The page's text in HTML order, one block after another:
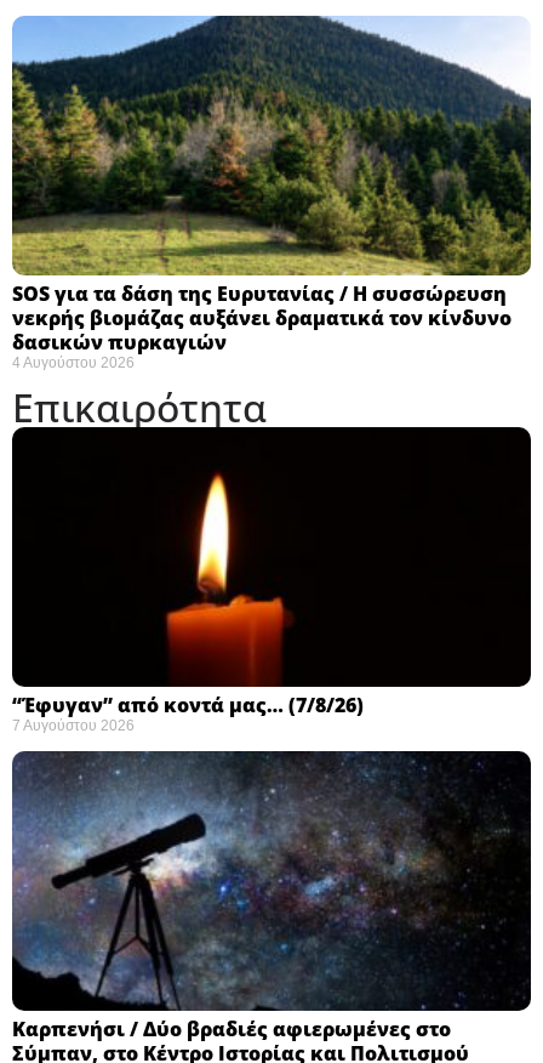
SOS για τα δάση της Ευρυτανίας / Η συσσώρευση
νεκρής βιομάζας αυξάνει δραματικά τον κίνδυνο
δασικών πυρκαγιών
4 Αυγούστου 2026
Επικαιρότητα
“Έφυγαν” από κοντά μας… (7/8/26)
7 Αυγούστου 2026
Καρπενήσι / Δύο βραδιές αφιερωμένες στο
Σύμπαν, στο Κέντρο Ιστορίας και Πολιτισμού